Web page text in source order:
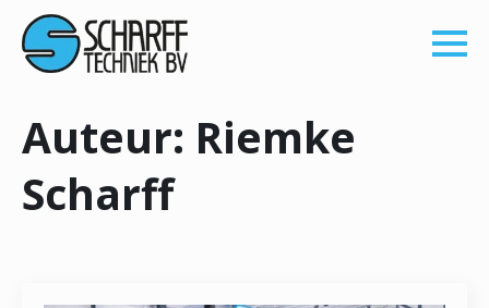
Auteur: Riemke
Scharff